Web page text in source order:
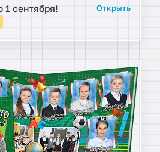
участниками сцены.
совершает фото во время
или на прогулке.
1 сентября! Открыть